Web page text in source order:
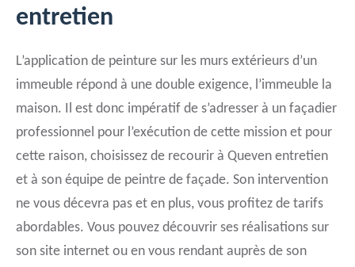
entretien
L’application de peinture sur les murs extérieurs d’un
immeuble répond à une double exigence, l’immeuble la
maison. Il est donc impératif de s’adresser à un façadier
professionnel pour l’exécution de cette mission et pour
cette raison, choisissez de recourir à Queven entretien
et à son équipe de peintre de façade. Son intervention
ne vous décevra pas et en plus, vous profitez de tarifs
abordables. Vous pouvez découvrir ses réalisations sur
son site internet ou en vous rendant auprès de son